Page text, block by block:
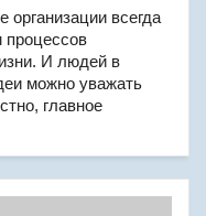
всегда
И людей в
можно уважать
главное